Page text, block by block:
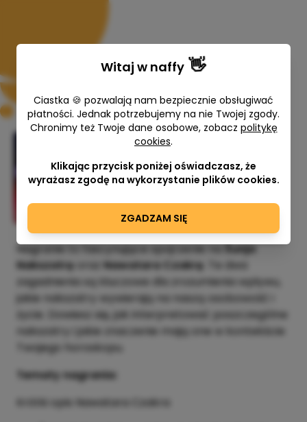
🌟Śunja Nakszatra i Nawatara
Czakra 🌟
Natalia Stala
Nagranie to fascynujące spojrzenie naŚunja
Nakszatrę oraz Nawatara Czakrę . Te dwa
zagadnienia są kluczowe dla zrozumienia wpływu,
jakie nakszatry wywierają na naszą osobowość i
życie. Dowiesz się, jak interpretować poszczególne
nakszatry i jakie znaczenie mają one w kontekście
Twojego horoskopu.
Tematy nagrania:
Krótki opis Nawatara Czakra
Witaj w naffy 👋
Ciastka 🍪 pozwalają nam bezpiecznie obsługiwać
płatności. Jednak potrzebujemy na nie Twojej zgody.
Chronimy też Twoje dane osobowe, zobacz politykę
cookies.
Klikając przycisk poniżej oświadczasz, że
wyrażasz zgodę na wykorzystanie plików cookies.
ZGADZAM SIĘ